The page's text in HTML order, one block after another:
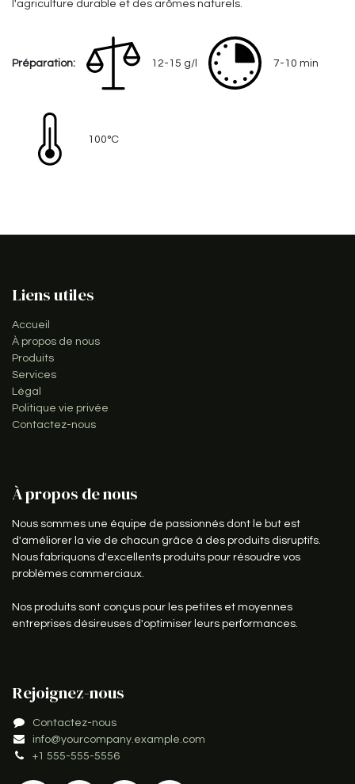
l'agriculture durable et des arômes naturels.
Préparation: 12-15 g/l 7-10 min
100°C
Liens utiles
Accueil
À propos de nous
Produits
Services
Légal
Politique vie privée
Contactez-nous
À propos de nous
Nous sommes une équipe de passionnés dont le but est
d'améliorer la vie de chacun grâce à des produits disruptifs.
Nous fabriquons d'excellents produits pour résoudre vos
problèmes commerciaux.
Nos produits sont conçus pour les petites et moyennes
entreprises désireuses d'optimiser leurs performances.
Rejoignez-nous
Contactez-nous
info@yourcompany.example.com
+1 555-555-5556